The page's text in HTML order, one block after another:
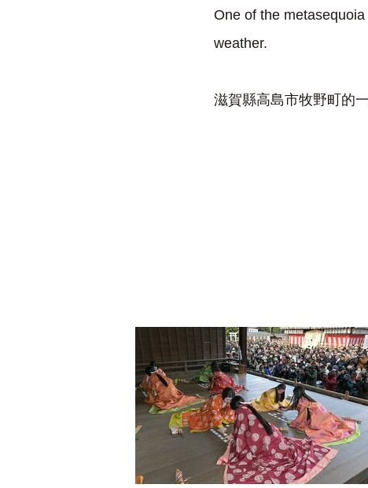
One of the
weather.
滋賀縣高島市牧野町的